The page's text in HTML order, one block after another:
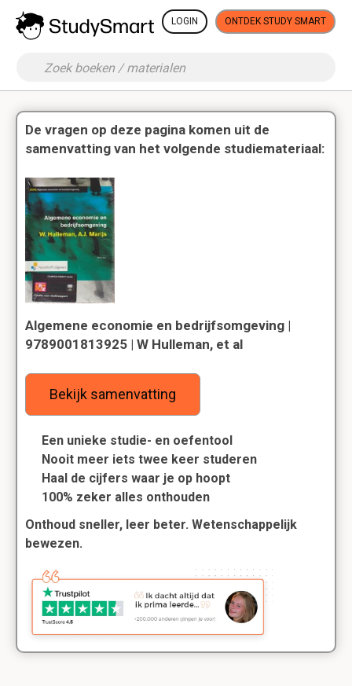
LOGIN ONTDEK STUDY SMART
De vragen op deze pagina komen uit de
samenvatting van het volgende studiemateriaal:
Algemene economie en bedrijfsomgeving |
9789001813925 | W Hulleman, et al
Bekijk samenvatting
Een unieke studie- en oefentool
Nooit meer iets twee keer studeren
Haal de cijfers waar je op hoopt
100% zeker alles onthouden
Onthoud sneller, leer beter. Wetenschappelijk
bewezen.